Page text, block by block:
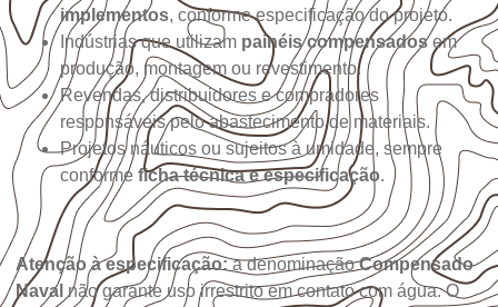
implementos, conforme especificação do projeto.
Indústrias que utilizam painéis compensadosem
produção, montagem ou revestimento.
Revendas, distribuidores e compradores
responsáveis pelo abastecimento de materiais.
Projetos náuticos ou sujeitos à umidade, sempre
conforme ficha técnica e especificação.
Atenção à especificação:a denominaçãoCompensado
Naval não garante uso irrestrito em contato com água. O